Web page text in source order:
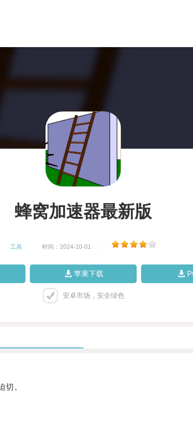
蜂窝加速器最新版
工具 时间：2024-10-01
苹果下载
安卓市场，安全绿色
。